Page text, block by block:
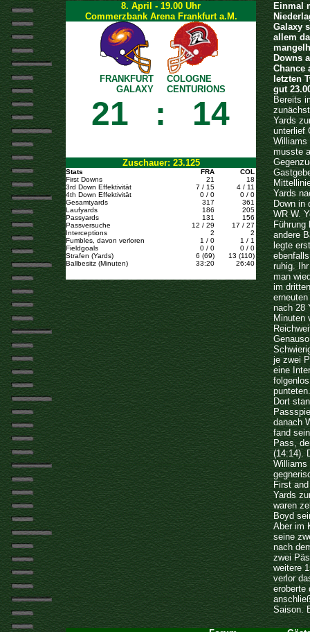
8. April - 19.00 Uhr
Commerzbank Arena Frankfurt a.M.
FRANKFURT
GALAXY
COLOGNE
CENTURIONS
21 : 14
Zuschauer: 23.125
Stats FRA
COL
First Downs
21
18
3rd Down Effektivität
7 / 15
4 / 11
4th Down Effektivität
0 / 0
0 / 0
Gesamtyards
317
361
Laufyards
186
205
Passyards
131
156
Passversuche
12 / 29
17 / 27
Interceptions
2
2
Fumbles, davon verloren
1 / 0
1 / 1
Fieldgoals
0 / 0
0 / 0
Strafen (Yards)
6 (69)
13 (110)
Ballbesitz (Minuten)
33:20 26:40
Einmal
Galaxy
allem
Downs
Chance
letzten
gut
Bereits
Yards
unterlief
Williams
musste
Yards
Down in
WR W.
Führung
andere
legte
ruhig.
man
im
nach 28
Minuten
je zwei
eine
Dort
danach
fand
Pass,
(14:14).
Williams
First
Yards
waren
Boyd
Aber im
seine
nach
zwei
weitere
verlor
eroberte
Saison.